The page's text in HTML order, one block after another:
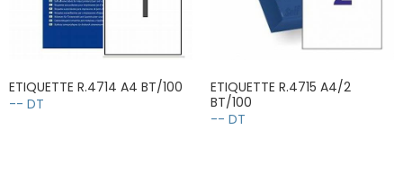
ETIQUETTE R.4714 A4 BT/100
-- DT
ETIQUETTE R.4715 A4/2
BT/100
-- DT